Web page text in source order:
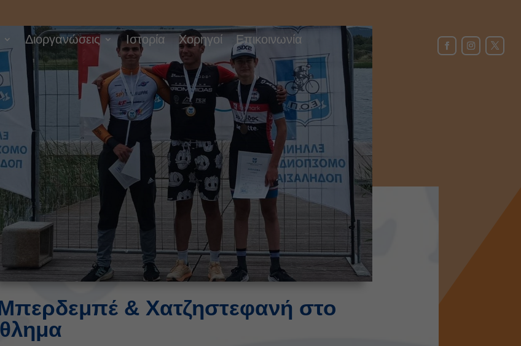
Διοργανώσεις Ιστορία Χορηγοί Επικοινωνία
Μπερδεμπέ & Χατζηστεφανή στο